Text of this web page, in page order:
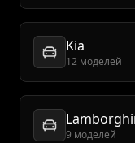
Kia
12 моделей
9 моделей